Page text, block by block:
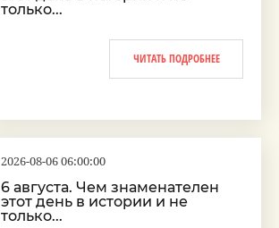
только...
ЧИТАТЬ ПОДРОБНЕЕ
2026-08-06 06:00:00
6 августа. Чем знаменателен
этот день в истории и не
только...